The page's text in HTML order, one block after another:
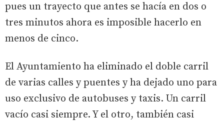
pues un trayecto que antes se hacía en dos o
tres minutos ahora es imposible hacerlo en
menos de cinco.
El Ayuntamiento ha eliminado el doble carril
de varias calles y puentes y ha dejado uno para
uso exclusivo de autobuses y taxis. Un carril
vacío casi siempre. Y el otro, también casi